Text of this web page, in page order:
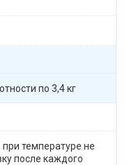
по 3,4 кг
температуре не
после каждого